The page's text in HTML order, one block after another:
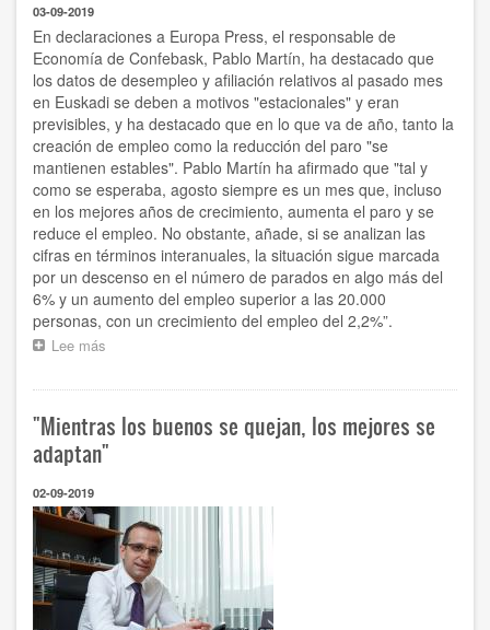
03-09-2019
En declaraciones a Europa Press, el responsable de
Economía de Confebask, Pablo Martín, ha destacado que
los datos de desempleo y afiliación relativos al pasado mes
en Euskadi se deben a motivos "estacionales" y eran
previsibles, y ha destacado que en lo que va de año, tanto la
creación de empleo como la reducción del paro "se
mantienen estables". Pablo Martín ha afirmado que "tal y
como se esperaba, agosto siempre es un mes que, incluso
en los mejores años de crecimiento, aumenta el paro y se
reduce el empleo. No obstante, añade, si se analizan las
cifras en términos interanuales, la situación sigue marcada
por un descenso en el número de parados en algo más del
6% y un aumento del empleo superior a las 20.000
personas, con un crecimiento del empleo del 2,2%”.
Lee más
paro
del
agosto
eran
previsibles,
son
estacionales
y
no
"Mientras los buenos se quejan, los mejores se
adaptan"
02-09-2019